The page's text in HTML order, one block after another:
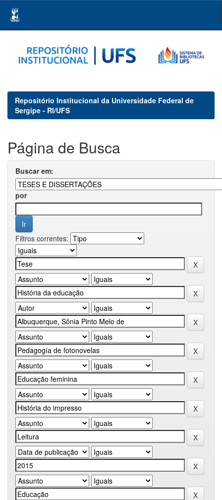
navigation
Repositório Institucional da Universidade Federal de
Sergipe - RI/UFS
Página de Busca
Buscar em:
por
Filtros correntes: